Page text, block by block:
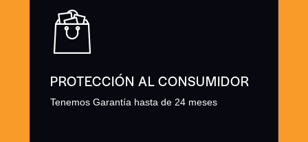
PROTECCIÓN AL CONSUMIDOR
Tenemos Garantía hasta de 24 meses